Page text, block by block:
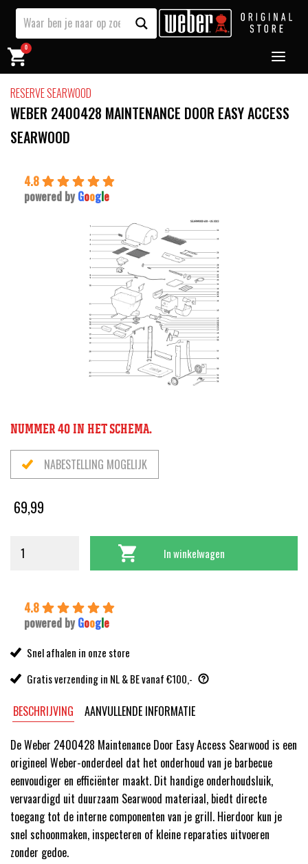
0
RESERVE SEARWOOD
WEBER 2400428 MAINTENANCE DOOR​ EASY ACCESS
SEARWOOD
4.8
powered by Google
NUMMER 40 IN HET SCHEMA.
NABESTELLING MOGELIJK
69,99
In winkelwagen
4.8
powered by Google
Snel afhalen in onze store
Gratis verzending in NL & BE vanaf €100,-
BESCHRIJVING AANVULLENDE INFORMATIE
De Weber 2400428 Maintenance Door Easy Access Searwood is een
origineel Weber-onderdeel dat het onderhoud van je barbecue
eenvoudiger en efficiënter maakt. Dit handige onderhoudsluik,
vervaardigd uit duurzaam Searwood materiaal, biedt directe
toegang tot de interne componenten van je grill. Hierdoor kun je
snel schoonmaken, inspecteren of kleine reparaties uitvoeren
zonder gedoe.